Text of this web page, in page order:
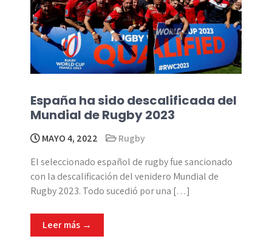
España ha sido descalificada del
Mundial de Rugby 2023
MAYO 4, 2022
Rugby
El seleccionado español de rugby fue sancionado
con la descalificación del venidero Mundial de
Rugby 2023. Todo sucedió por una […]
Leer más →